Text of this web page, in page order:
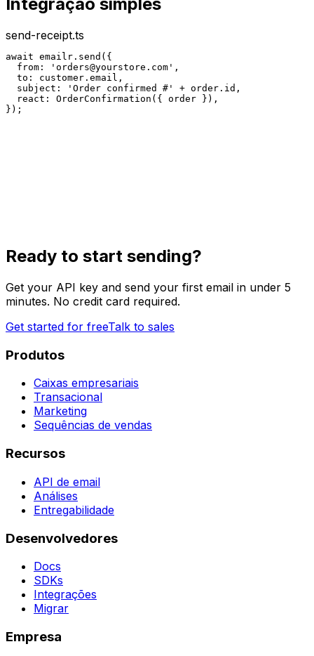
send-receipt.ts
await emailr.send({
  from: '
orders@yourstore.com ',
  to: customer.email,
  subject: 'Order confirmed #' + order.id,
  react: OrderConfirmation({ order }),
});
Ready to start sending?
Get your API key and send your first email in under 5
minutes. No credit card required.
Get started for freeTalk to sales
Produtos
Caixas empresariais
Transacional
Marketing
Sequências de vendas
Recursos
API de email
Análises
Entregabilidade
Desenvolvedores
Docs
SDKs
Integrações
Migrar
Empresa